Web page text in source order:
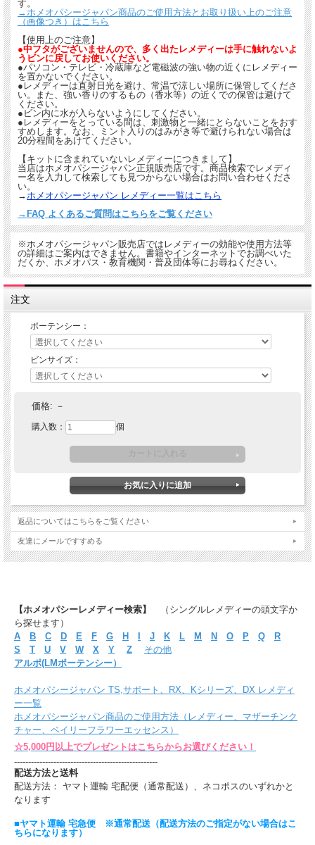
す。
→ホメオパシージャパン商品のご使用方法とお取り扱い上のご注意
（画像つき）はこちら
【使用上のご注意】
●中フタがございませんので、多く出たレメディーは手に触れないよ
うビンに戻してお使いください。
●パソコン・テレビ・冷蔵庫など電磁波の強い物の近くにレメディー
を置かないでください。
●レメディーは直射日光を避け、常温で涼しい場所に保管してくださ
い。また、強い香りのするもの（香水等）の近くでの保管は避けて
ください。
●ビン内に水が入らないようにしてください。
●レメディーをとっている間は、刺激物と一緒にとらないことをおす
すめします。なお、ミント入りのはみがき等で避けられない場合は
20分程間をあけてください。
【キットに含まれていないレメディーにつきまして】
当店はホメオパシージャパン正規販売店です。商品検索でレメディ
ー名を入力して検索しても見つからない場合はお問い合わせくださ
い。
→ホメオパシージャパン レメディー一覧はこちら
→FAQ よくあるご質問はこちらをご覧ください
※ホメオパシージャパン販売店ではレメディーの効能や使用方法等
の詳細はご案内はできません。書籍やインターネットでお調べいた
だくか、ホメオパス・教育機関・普及団体等にお尋ねください。
注文
ポーテンシー：
ビンサイズ：
価格: －
購入数： 個
返品についてはこちらをご覧ください
友達にメールですすめる
【ホメオパシーレメディー検索】
（シングルレメディーの頭文字か
ら探せます）
A
B C D E F G H J K L M N O P Q
R
S
T U V W X Y Z
その他
アルポ(LMポーテンシー）
ホメオパシージャパン TS,サポート、RX、Kシリーズ、DX レメディ
ー一覧
ホメオパシージャパン商品のご使用方法（レメディー、マザーチンク
チャー、ベイリーフラワーエッセンス）
☆5,000円以上でプレゼントはこちらからお選びください！
---------------------------------------------------
配送方法と送料
配送方法： ヤマト運輸 宅配便（通常配送）、ネコポスのいずれかと
なります
■ヤマト運輸 宅急便 ※通常配送（配送方法のご指定がない場合はこ
ちらになります）